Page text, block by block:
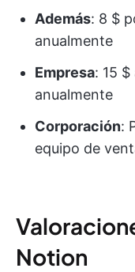
Además: 8 $
anualmente
Empresa: 15
anualmente
Corporación:
equipo de
Notion